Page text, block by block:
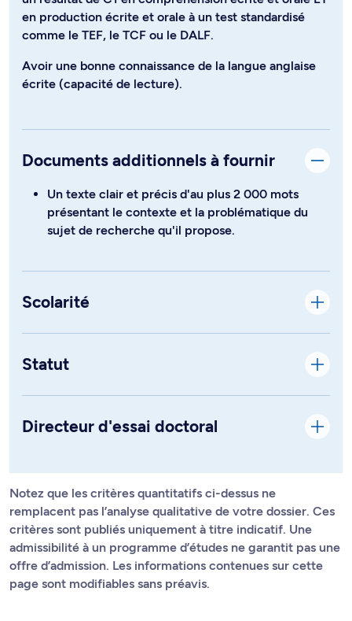
en production écrite et orale à un test standardisé
comme le TEF, le TCF ou le DALF.
Avoir une bonne connaissance de la langue anglaise
écrite (capacité de lecture).
Documents additionnels à fournir
Un texte clair et précis d'au plus 2 000 mots
présentant le contexte et la problématique du
sujet de recherche qu'il propose.
Scolarité
Statut
Directeur d'essai doctoral
Notez que les critères quantitatifs ci-dessus ne
remplacent pas l’analyse qualitative de votre dossier. Ces
critères sont publiés uniquement à titre indicatif. Une
admissibilité à un programme d’études ne garantit pas une
offre d’admission. Les informations contenues sur cette
page sont modifiables sans préavis.